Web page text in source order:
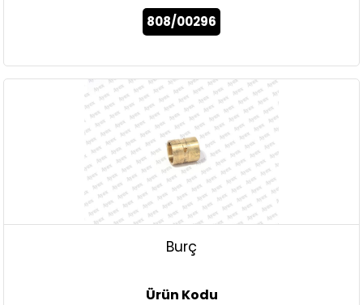
808/00296
Burç
Ürün Kodu